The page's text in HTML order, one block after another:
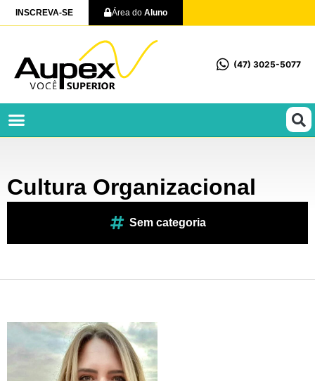
INSCREVA-SE Área do Aluno
(47) 3025-5077
Cultura Organizacional
Sem categoria